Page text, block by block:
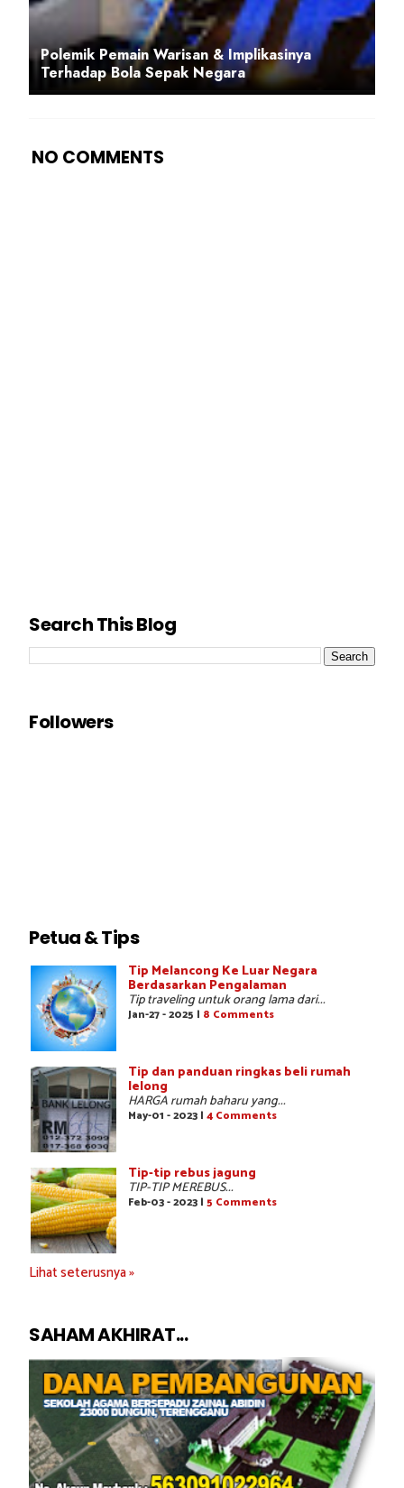
Polemik Pemain Warisan & Implikasinya
Terhadap Bola Sepak Negara
NO COMMENTS
Search This Blog
Followers
Petua & Tips
Tip Melancong Ke Luar Negara
Berdasarkan Pengalaman
Tip traveling untuk orang lama dari...
Jan-27 - 2025 | 8 Comments
Tip dan panduan ringkas beli rumah
lelong
HARGA rumah baharu yang...
May-01 - 2023 | 4 Comments
Tip-tip rebus jagung
TIP-TIP MEREBUS...
Feb-03 - 2023 | 5 Comments
Lihat seterusnya »
SAHAM AKHIRAT...